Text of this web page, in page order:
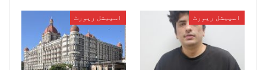
جنرل الیکشن سے قبل وہاں کی فضا کو بگاڑنے کی کوئی بڑی سازش تو نہیں ہے
امیر جماعت نے حادثہ میں موت کا شکار ہونے والے فوجی جوانوں کے
وابستگان سے اظہار ہمدردی کیا اور زخمی فوجیوں کی صحت کے لیے دعا کی
اسپیشل رپورٹ اسپیشل رپورٹ